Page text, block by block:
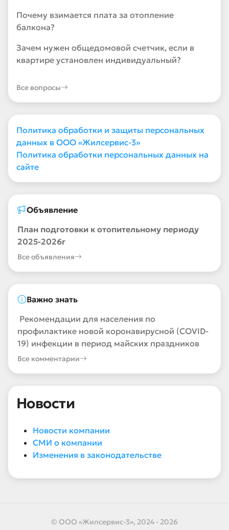
Почему взимается плата за отопление
балкона?
Зачем нужен общедомовой счетчик, если в
квартире установлен индивидуальный?
Все вопросы
Политика обработки и защиты персональных
данных в ООО «Жилсервис-3»
Политика обработки персональных данных на
сайте
Объявление
План подготовки к отопительному периоду
2025-2026г
Все объявления
Важно знать
Рекомендации для населения по
профилактике новой коронавирусной (COVID-
19) инфекции в период майских праздников
Все комментарии
Новости
Новости компании
СМИ о компании
Изменения в законодательстве
© ООО «Жилсервис-3», 2024 - 2026